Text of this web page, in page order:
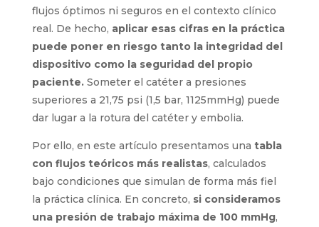
flujos óptimos ni seguros en el contexto clínico
real. De hecho, aplicar esas cifras en la práctica
puede poner en riesgo tanto la integridad del
dispositivo como la seguridad del propio
paciente.Someter el catéter a presiones
superiores a 21,75 psi (1,5 bar, 1125mmHg) puede
dar lugar a la rotura del catéter y embolia.
Por ello, en este artículo presentamos una tabla
con flujos teóricos más realistas, calculados
bajo condiciones que simulan de forma más fiel
la práctica clínica. En concreto, si consideramos
una presión de trabajo máxima de 100 mmHg,